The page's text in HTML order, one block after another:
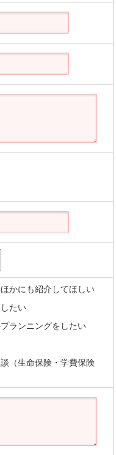
かにも紹介してほしい
たい
ランニングをしたい
（生命保険・学費保険